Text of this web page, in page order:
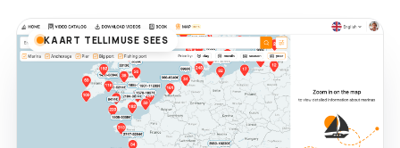
KAART TELLIMUSE SEES